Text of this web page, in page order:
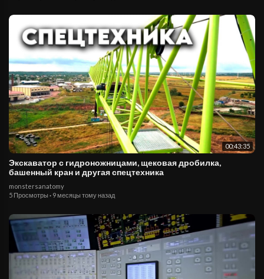
00:43:35
Экскаватор с гидроножницами, щековая дробилка,
башенный кран и другая спецтехника
monstersanatomy
5 Просмотры · 9 месяцы тому назад